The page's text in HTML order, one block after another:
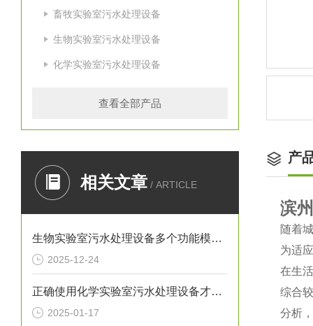
畜牧实验室污水处理设备
生物实验室污水处理设备
化学实验室污水处理设备
查看全部产品
相关文章 / ARTICLE
生物实验室污水处理设备多个功能模块的协同集成与设计介绍
2025-12-24
正确使用化学实验室污水处理设备才能确保实验室工作环境的安全
2025-01-17
产
滨
随着
为适
在生
综合
分析